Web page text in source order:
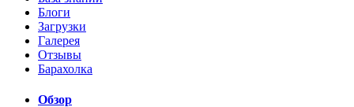
Блоги
Загрузки
Галерея
Отзывы
Барахолка
Обзор